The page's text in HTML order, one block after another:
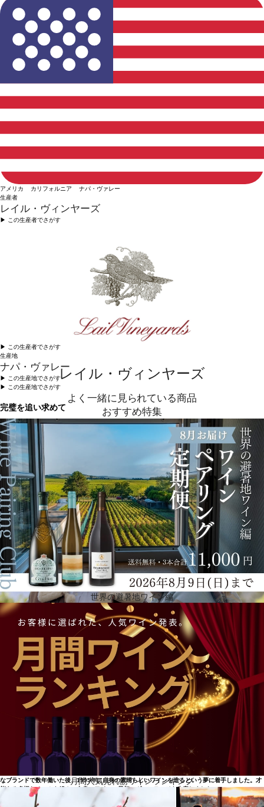
アメリカ カリフォルニア ナパ・ヴァレー
生産者
レイル・ヴィンヤーズ
▶︎ この生産者でさがす
レイル・ヴィンヤーズ
完璧を追い求めて
エクセレンスの追及には時間を要します。そして完璧を追及することは、全く異なる探求であり、
仮に完璧の実現が可能であるとしても、それは、世代を通して達成されるものです。恐れることな
く挑戦すること、並はずれた知識、芸術的想像力が必要となります。ナパ・ヴァレーの歴史を通し
て、レイル・ヴィンヤーズが擬人化したような美、エレガンス、質を表現できたワインは数本しか
ありません。私どものワインは、ナパ・ヴァレーでワイン醸造の知識を、身を持って得た4世代以上
のレガシーに由来します。レガシーは今日、ワイナリーの不動の羅針盤の役目を果たしています。
レイル・ヴィンヤーズのルーツ
1879年、ロビン・ダニエル・レイルの曾祖父の兄弟であったグスタフ・ニーバウムが、イングルヌ
ック・ワイナリーを設立し、ナパ・ヴァレーでワイン醸造を開拓したときに、私たちの物語はスタ
ートしました。この地こそ、ロビンが育ち、先見の明のあった父のジョン・ダニエルJr.や彼の弟子
のロバート・モンダヴィを見て、貴重な洞察力を得た場所でした。ダニエルはナパ・ヴァレーが他
に負けないワインだと強く信じ、またナパ・ヴァレーのアペラシオンとヴィンテージをラベルに初
めて表示し、ナパへの献身を強めた人でした。 このレガシーを基盤に、ロビンの情熱と強い思い
は、ワインの各ボトルや彼女のコミュニティーへの関わりの中に反映されています。ロビンのイン
スピレーションは、家族の歴史と、ナパ・ヴァレーの大家の多くと協力した経験に依拠します。こ
の共同者にはドミナスのクリスチャン・ムエックス、ビル・ハーラン、ワインのアイコンであるロ
バート・モンダヴィを含みます。長い間師匠であったロバート・モンダヴィは、ロビンにオークシ
ョン・ナパ・ヴァレーの初開催の指揮を任せたり、ナパ・ヴァレーで最も代表的なワイナリーの一
つであるレガシーを発展させる、レイル・ヴィンヤーズの設立を促しました。 ロビンはナパの有名
なブランドで数年働いた後、1995年に自身の素晴らしいワインを造るという夢に着手しました。才
能ある多様なチームを組み、自身のワインの最初のヴィンテージを生産しました。
▶︎ この生産者でさがす
生産地
ナパ・ヴァレー
▶︎ この生産地でさがす
▶︎ この生産地でさがす
よく一緒に見られている商品
おすすめ特集
世界の避暑地ワイン編
月間人気売れ筋ワインランキング